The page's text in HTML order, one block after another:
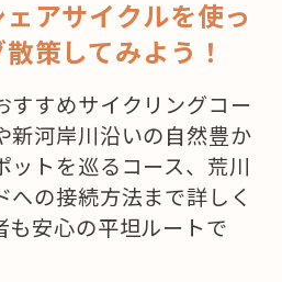
アサイクルを使っ
策してみよう！
すすめサイクリングコー
新河岸川沿いの自然豊か
ットを巡るコース、荒川
への接続方法まで詳しく
も安心の平坦ルートで